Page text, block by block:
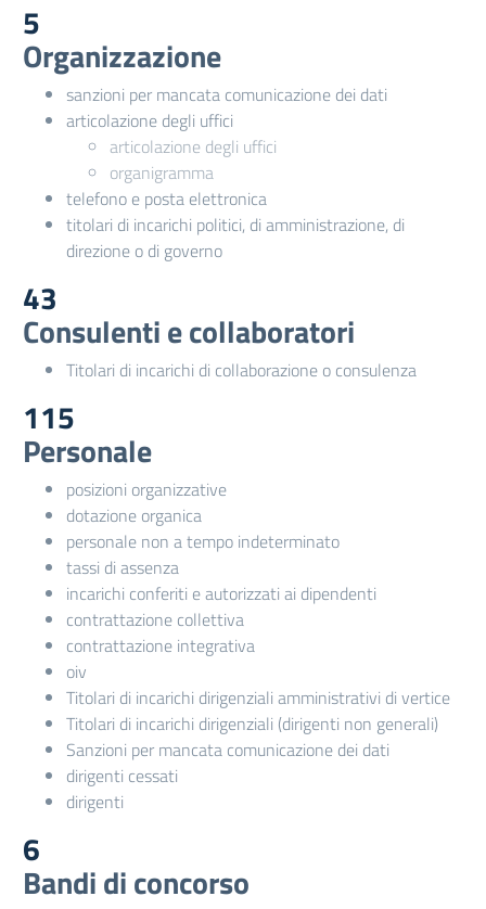
5
Organizzazione
sanzioni per mancata comunicazione dei dati
articolazione degli uffici
articolazione degli uffici
organigramma
telefono e posta elettronica
titolari di incarichi politici, di amministrazione, di
direzione o di governo
43
Consulenti e collaboratori
Titolari di incarichi di collaborazione o consulenza
115
Personale
posizioni organizzative
dotazione organica
personale non a tempo indeterminato
tassi di assenza
incarichi conferiti e autorizzati ai dipendenti
contrattazione collettiva
contrattazione integrativa
oiv
Titolari di incarichi dirigenziali amministrativi di vertice
Titolari di incarichi dirigenziali (dirigenti non generali)
Sanzioni per mancata comunicazione dei dati
dirigenti cessati
dirigenti
6
Bandi di concorso